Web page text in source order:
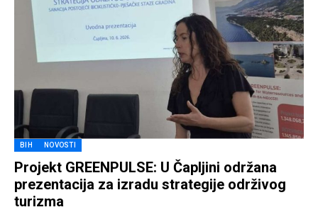
BIH NOVOSTI
Projekt GREENPULSE: U Čapljini održana
prezentacija za izradu strategije održivog
turizma